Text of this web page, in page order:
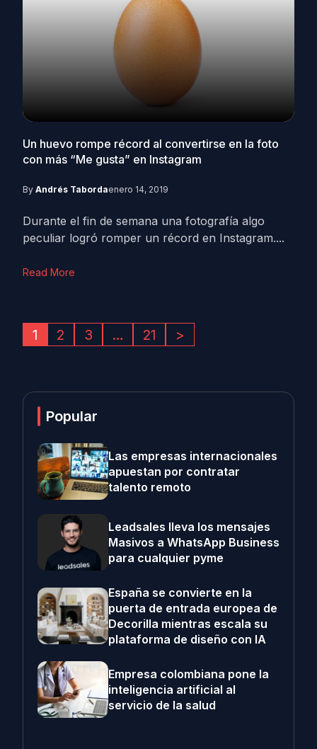
Un huevo rompe récord al convertirse en la foto
con más “Me gusta” en Instagram
By Andrés Tabordaenero 14, 2019
Durante el fin de semana una fotografía algo
peculiar logró romper un récord en Instagram....
Read More
1 2 3 … 21 >
Popular
Las empresas internacionales
apuestan por contratar
talento remoto
Leadsales lleva los mensajes
Masivos a WhatsApp Business
para cualquier pyme
España se convierte en la
puerta de entrada europea de
Decorilla mientras escala su
plataforma de diseño con IA
Empresa colombiana pone la
inteligencia artificial al
servicio de la salud